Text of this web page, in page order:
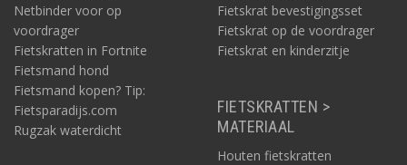
Netbinder voor op
voordrager
Fietskratten in Fortnite
Fietsmand hond
Fietsmand kopen? Tip:
Fietsparadijs.com
Rugzak waterdicht
Fietskrat bevestigingsset
Fietskrat op de voordrager
Fietskrat en kinderzitje
FIETSKRATTEN >
MATERIAAL
Houten fietskratten